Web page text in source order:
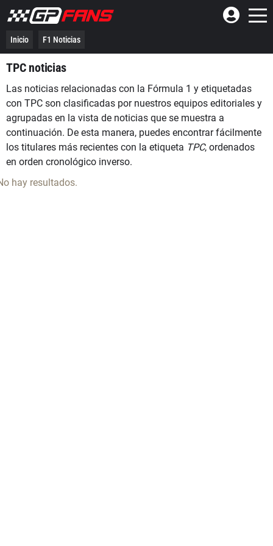
Inicio F1 Noticias
TPC noticias
Las noticias relacionadas con la Fórmula 1 y etiquetadas
con TPC son clasificadas por nuestros equipos editoriales y
agrupadas en la vista de noticias que se muestra a
continuación. De esta manera, puedes encontrar fácilmente
los titulares más recientes con la etiqueta TPC, ordenados
en orden cronológico inverso.
hay resultados.